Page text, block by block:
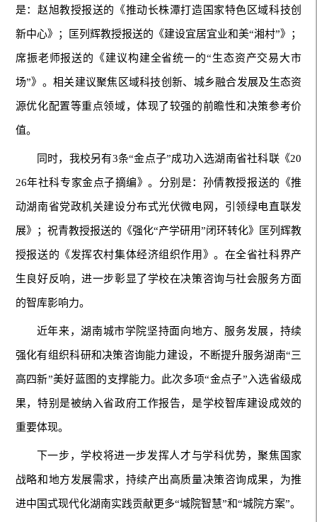
是：赵旭教授报送的《推动长株潭打造国家特色区域科技创
新中心》；匡列辉教授报送的《建设宜居宜业和美“湘村”》；
席振老师报送的《建议构建全省统一的“生态资产交易大市
场”》。相关建议聚焦区域科技创新、城乡融合发展及生态资
源优化配置等重点领域，体现了较强的前瞻性和决策参考价
值。
同时，我校另有3条“金点子”成功入选湖南省社科联《20
26年社科专家金点子摘编》。分别是：孙倩教授报送的《推
动湖南省党政机关建设分布式光伏微电网，引领绿电直联发
展》；祝青教授报送的《强化“产学研用”闭环转化》匡列辉教
授报送的《发挥农村集体经济组织作用》。在全省社科界产
生良好反响，进一步彰显了学校在决策咨询与社会服务方面
的智库影响力。
近年来，湖南城市学院坚持面向地方、服务发展，持续
强化有组织科研和决策咨询能力建设，不断提升服务湖南“三
高四新”美好蓝图的支撑能力。此次多项“金点子”入选省级成
果，特别是被纳入省政府工作报告，是学校智库建设成效的
重要体现。
下一步，学校将进一步发挥人才与学科优势，聚焦国家
战略和地方发展需求，持续产出高质量决策咨询成果，为推
进中国式现代化湖南实践贡献更多“城院智慧”和“城院方案”。